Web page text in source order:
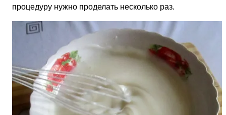
процедуру нужно проделать несколько раз.